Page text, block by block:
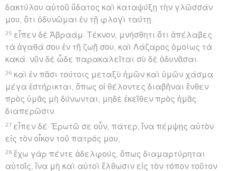
δακτύλου αὐτοῦ ὕδατος καὶ καταψύξῃ τὴν γλῶσσάν
μου, ὅτι ὀδυνῶμαι ἐν τῇ φλογὶ ταύτῃ.
25 εἶπεν δὲ Ἀβραάμ· Τέκνον, μνήσθητι ὅτι ἀπέλαβες
τὰ ἀγαθά σου ἐν τῇ ζωῇ σου, καὶ Λάζαρος ὁμοίως τὰ
κακά· νῦν δὲ ὧδε παρακαλεῖται σὺ δὲ ὀδυνᾶσαι.
26 καὶ ἐν πᾶσι τούτοις μεταξὺ ἡμῶν καὶ ὑμῶν χάσμα
μέγα ἐστήρικται, ὅπως οἱ θέλοντες διαβῆναι ἔνθεν
πρὸς ὑμᾶς μὴ δύνωνται, μηδὲ ἐκεῖθεν πρὸς ἡμᾶς
διαπερῶσιν.
27 εἶπεν δέ· Ἐρωτῶ σε οὖν, πάτερ, ἵνα πέμψῃς αὐτὸν
εἰς τὸν οἶκον τοῦ πατρός μου,
28 ἔχω γὰρ πέντε ἀδελφούς, ὅπως διαμαρτύρηται
αὐτοῖς, ἵνα μὴ καὶ αὐτοὶ ἔλθωσιν εἰς τὸν τόπον τοῦτον